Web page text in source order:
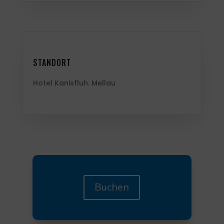
STANDORT
Hotel Kanisfluh. Mellau
Buchen